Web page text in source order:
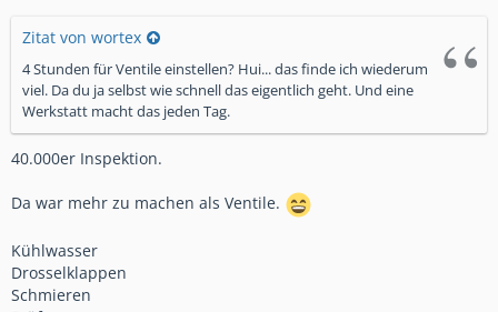
Zitat von wortex
4 Stunden für Ventile einstellen? Hui... das finde ich wiederum
viel. Da du ja selbst wie schnell das eigentlich geht. Und eine
Werkstatt macht das jeden Tag.
40.000er Inspektion.
Da war mehr zu machen als Ventile.
Kühlwasser
Drosselklappen
Schmieren